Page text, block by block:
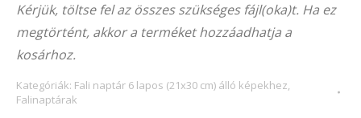
(21×30
cm)
álló
képekhez
mennyiség
Kérjük, töltse fel az összes szükséges fájl(oka)t. Ha ez
megtörtént, akkor a terméket hozzáadhatja a
kosárhoz.
Kategóriák: Fali naptár 6 lapos (21x30 cm) álló képekhez,
Falinaptárak